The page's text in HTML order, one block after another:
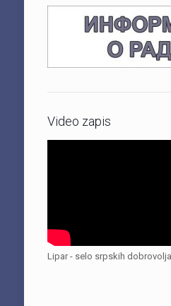
Video zapis
Lipar - selo srpskih